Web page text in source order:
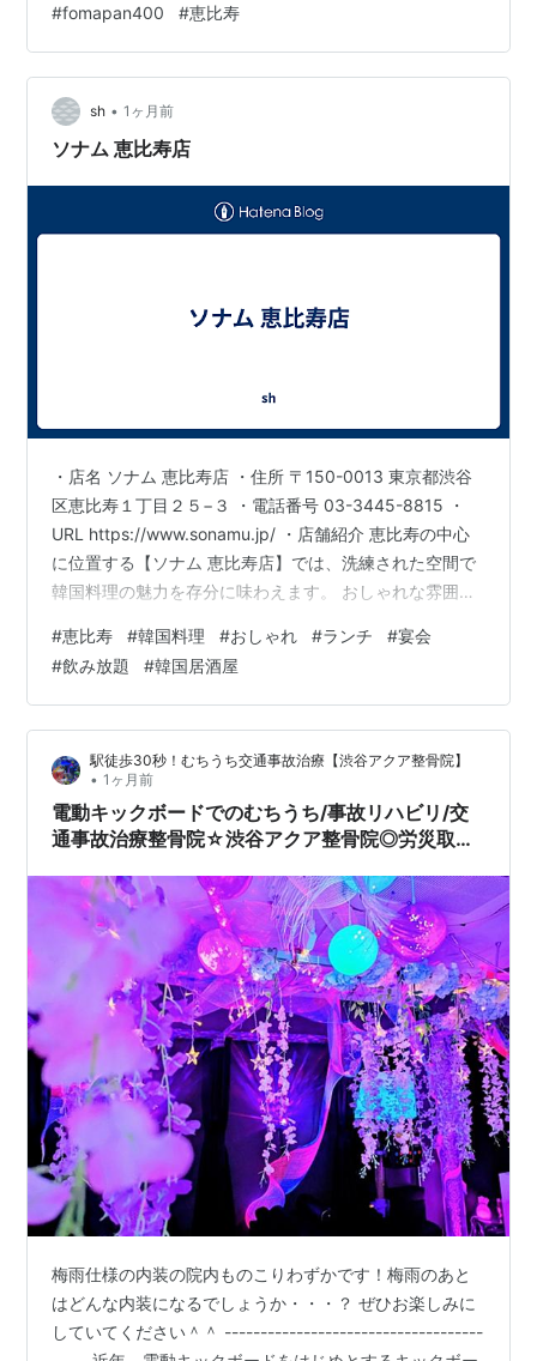
ワクワクしたものである。現代人においては宇宙に投げ
出されたような暗闇は滅多に経験しないだろうけれど、
フィルムを扱うボクたちは現像の際に完全暗室に入る
し、カラープリントでも完全暗室での作業になる。ただ
完全暗室とはいえ外部の雑音は耳に入ってくるので宇宙
#fomapan400 #恵比寿
sh • 1ヶ月前
ソナム 恵比寿店
・店名 ソナム 恵比寿店 ・住所 〒150-0013 東京都渋谷
区恵比寿１丁目２５−３ ・電話番号 03-3445-8815 ・
URL https://www.sonamu.jp/ ・店舗紹介 恵比寿の中心
に位置する【ソナム 恵比寿店】では、洗練された空間で
韓国料理の魅力を存分に味わえます。 おしゃれな雰囲気
とした宴会まで幅広く対応可能です。多彩なメニューに
は、素材の旨みを引き出した本格的な韓国料理が並び、
どなたでも楽しめる味わいが自慢です。また、飲み放題
プランも充実しており、仲間との集まりや特別な日の食
事にぴったりの韓国居酒屋スタイルを提案し…
#恵比寿 #韓国料理 #おしゃれ #ランチ #宴会
#飲み放題 #韓国居酒屋
駅徒歩30秒！むちうち交通事故治療【渋谷アクア整骨院】
• 1ヶ月前
電動キックボードでのむちうち/事故リハビリ/交
通事故治療整骨院☆渋谷アクア整骨院◎労災取扱
梅雨仕様の内装の院内ものこりわずかです！梅雨のあと
はどんな内装になるでしょうか・・・？ ぜひお楽しみに
していてください＾＾ ------------------------------------